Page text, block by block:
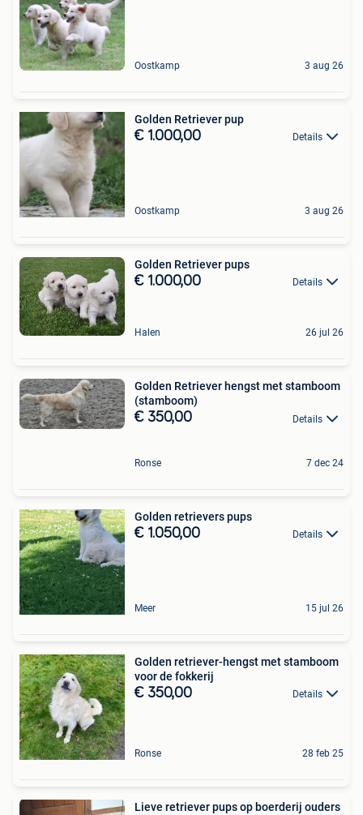
Oostkamp 3 aug 26
Golden Retriever pup
€ 1.000,00 Details
Oostkamp 3 aug 26
Golden Retriever pups
€ 1.000,00 Details
Halen 26 jul 26
Golden Retriever hengst met stamboom
(stamboom)
€ 350,00 Details
Ronse 7 dec 24
Golden retrievers pups
€ 1.050,00 Details
Meer 15 jul 26
Golden retriever-hengst met stamboom
voor de fokkerij
€ 350,00 Details
Ronse 28 feb 25
Lieve retriever pups op boerderij ouders